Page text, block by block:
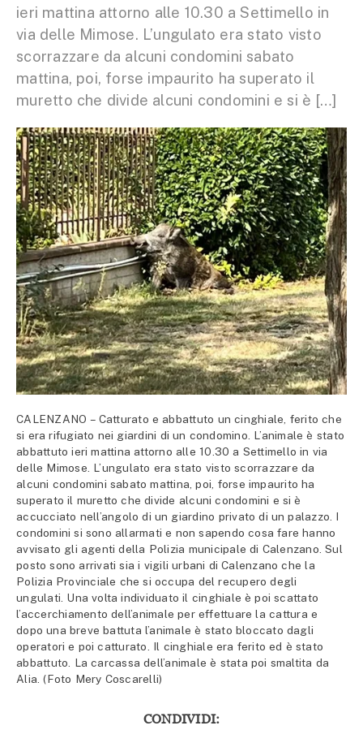
ieri mattina attorno alle 10.30 a Settimello in
via delle Mimose. L’ungulato era stato visto
scorrazzare da alcuni condomini sabato
mattina, poi, forse impaurito ha superato il
muretto che divide alcuni condomini e si è […]
CALENZANO – Catturato e abbattuto un cinghiale, ferito che
si era rifugiato nei giardini di un condomino. L’animale è stato
abbattuto ieri mattina attorno alle 10.30 a Settimello in via
delle Mimose. L’ungulato era stato visto scorrazzare da
alcuni condomini sabato mattina, poi, forse impaurito ha
superato il muretto che divide alcuni condomini e si è
accucciato nell’angolo di un giardino privato di un palazzo. I
condomini si sono allarmati e non sapendo cosa fare hanno
avvisato gli agenti della Polizia municipale di Calenzano. Sul
posto sono arrivati sia i vigili urbani di Calenzano che la
Polizia Provinciale che si occupa del recupero degli
ungulati. Una volta individuato il cinghiale è poi scattato
l’accerchiamento dell’animale per effettuare la cattura e
dopo una breve battuta l’animale è stato bloccato dagli
operatori e poi catturato. Il cinghiale era ferito ed è stato
abbattuto. La carcassa dell’animale è stata poi smaltita da
Alia. (Foto Mery Coscarelli)
CONDIVIDI: